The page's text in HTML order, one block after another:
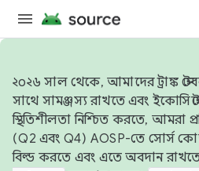
২০২৬ সাল থেকে, আমাদের ট্রাঙ্ক
সাথে সামঞ্জস্য রাখতে এবং
স্থিতিশীলতা নিশ্চিত করতে, আমরা
(Q2 এবং Q4) AOSP-তে সোর্স
বিল্ড করতে এবং এতে অবদান